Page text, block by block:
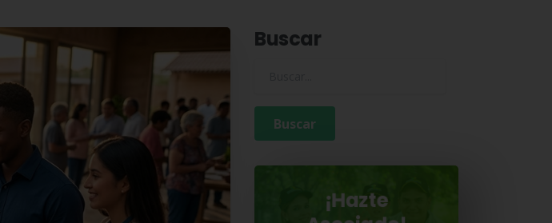
Buscar
¡Hazte